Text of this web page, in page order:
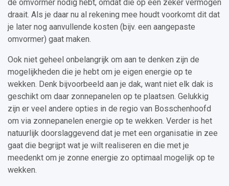
de omvormer nodig hebt, omdat die op een zeker vermogen
draait. Als je daar nu al rekening mee houdt voorkomt dit dat
je later nog aanvullende kosten (bijv. een aangepaste
omvormer) gaat maken.
Ook niet geheel onbelangrijk om aan te denken zijn de
mogelijkheden die je hebt om je eigen energie op te
wekken. Denk bijvoorbeeld aan je dak, want niet elk dak is
geschikt om daar zonnepanelen op te plaatsen. Gelukkig
zijn er veel andere opties in de regio van Bosschenhoofd
om via zonnepanelen energie op te wekken. Verder is het
natuurlijk doorslaggevend dat je met een organisatie in zee
gaat die begrijpt wat je wilt realiseren en die met je
meedenkt om je zonne energie zo optimaal mogelijk op te
wekken.